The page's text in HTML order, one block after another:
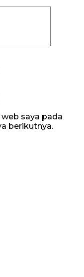
saya pada
berikutnya.